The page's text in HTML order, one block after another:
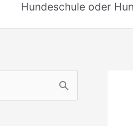
Hundeschule oder